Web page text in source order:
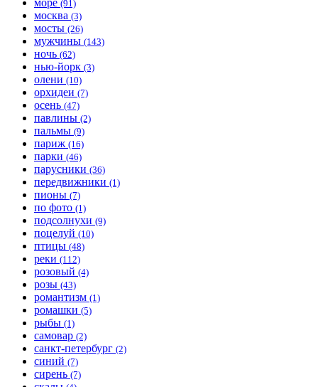
море (91)
москва (3)
мосты (26)
мужчины (143)
ночь (62)
нью-йорк (3)
олени (10)
орхидеи (7)
осень (47)
павлины (2)
пальмы (9)
париж (16)
парки (46)
парусники (36)
передвижники (1)
пионы (7)
по фото (1)
подсолнухи (9)
поцелуй (10)
птицы (48)
реки (112)
розовый (4)
розы (43)
романтизм (1)
ромашки (5)
рыбы (1)
самовар (2)
санкт-петербург (2)
синий (7)
сирень (7)